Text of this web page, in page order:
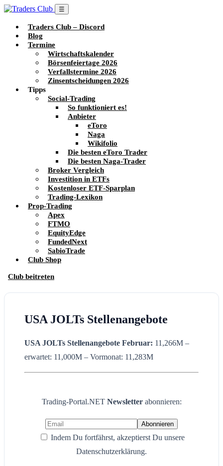
☰
Traders Club – Discord
Blog
Termine
Wirtschaftskalender
Börsenfeiertage 2026
Verfallstermine 2026
Zinsentscheidungen 2026
Tipps
Social-Trading
So funktioniert es!
Anbieter
eToro
Naga
Wikifolio
Die besten eToro Trader
Die besten Naga-Trader
Broker Vergleich
Investition in ETFs
Kostenloser ETF-Sparplan
Trading-Lexikon
Prop-Trading
Apex
FTMO
EquityEdge
FundedNext
SabioTrade
Club Shop
Club beitreten
USA JOLTs Stellenangebote
USA JOLTs Stellenangebote Februar: 11,266M –
erwartet: 11,000M – Vormonat: 11,283M
Trading-Portal.NET Newsletter abonnieren:
Indem Du fortfährst, akzeptierst Du unsere
Datenschutzerklärung.